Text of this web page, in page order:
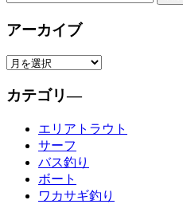
アーカイブ
カテゴリ―
エリアトラウト
サーフ
バス釣り
ボート
ワカサギ釣り